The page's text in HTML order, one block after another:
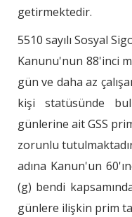
getirmektedir.
5510 sayılı Sosyal
Kanunu'nun 88'inci
gün ve daha az
kişi statüsünde
günlerine ait GSS
zorunlu
adına Kanun'un
(g) bendi
günlere ilişkin prim